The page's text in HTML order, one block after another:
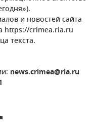
и новостей сайта
https://crimea.ria.ru
текста.
news.crimea@ria.ru